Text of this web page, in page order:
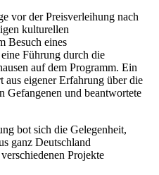
vor der Preisverleihung nach
kulturellen
Besuch eines
Führung durch die
auf dem Programm. Ein
eigener Erfahrung über die
Gefangenen und beantwortete
bot sich die Gelegenheit,
ganz Deutschland
Projekte